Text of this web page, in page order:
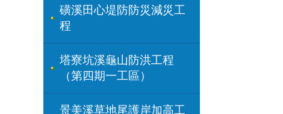
磺溪田心堤防防災減災工
程
塔寮坑溪龜山防洪工程
（第四期一工區）
景美溪草地尾護岸加高工